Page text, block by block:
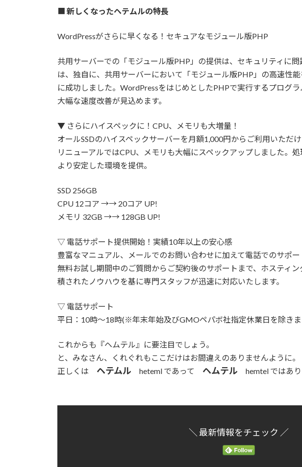
新しくなったヘテムルの特長
WordPressがさらに早くなる！セキュアなモジュール版PHP
共用サーバーでの「モジュール版PHP」の提供は、セキュリティに
は、独自に、共用サーバーにおいて「モジュール版PHP」の高速性
に成功しました。WordPressをはじめとしたPHPで実行するプログ
大幅な速度改善が見込めます。
▼ さらにハイスペックに！CPU、メモリも大増量！
オールSSDのハイスペックサーバーを月額1,000円からご利用いただけ
リニューアルではCPU、メモリも大幅にスペックアップしました。処
より安定した環境を提供。
SSD 256GB
CPU 12コア →→ 20コア UP!
メモリ 32GB →→ 128GB UP!
▽ 電話サポート提供開始！実績10年以上の安心感
豊富なマニュアル、メールでのお問い合わせに加えて電話でのサポー
無料お試し期間中のご質問からご契約後のサポートまで、ホスティ
積されたノウハウを基に専門スタッフが迅速に対応いたします。
▽ 電話サポート
平日：10時～18時(※年末年始及びGMOペパボ社指定休業日を除きま
これからも『ヘムテル』に要注目でしょう。
と、みなさん、くれぐれもここだけはお間違えのありませんように。
正しくは ヘテムル heteml であって ヘムテル hemtel ではあり
＼ 最新情報をチェック ／